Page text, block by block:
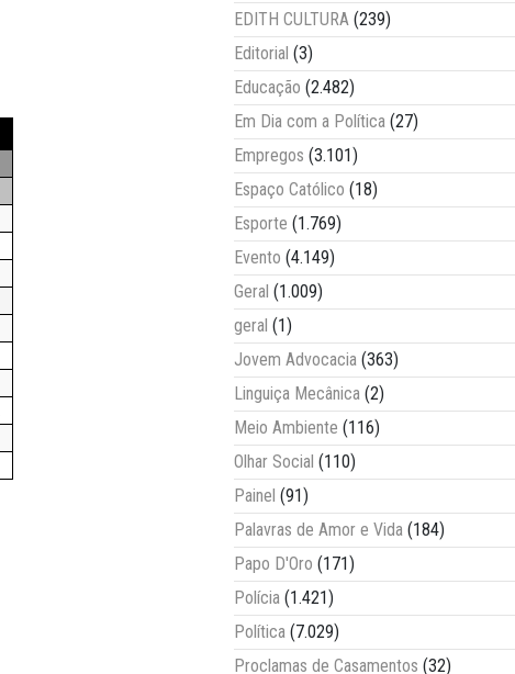
EDITH CULTURA (239)
Editorial (3)
Educação (2.482)
Em Dia com a Política (27)
Empregos (3.101)
Espaço Católico (18)
Esporte (1.769)
Evento (4.149)
Geral (1.009)
geral (1)
Jovem Advocacia (363)
Linguiça Mecânica (2)
Meio Ambiente (116)
Olhar Social (110)
Painel (91)
Palavras de Amor e Vida (184)
Papo D'Oro (171)
Polícia (1.421)
Política (7.029)
Proclamas de Casamentos (32)